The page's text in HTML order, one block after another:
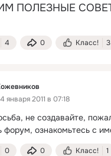
ПОЛЕЗНЫЕ СОВЕТ
4 0 Класс! 3
января 2011 в 07:18
не создавайте,
форум, ознакомьтесь с
0 0 Класс! 1